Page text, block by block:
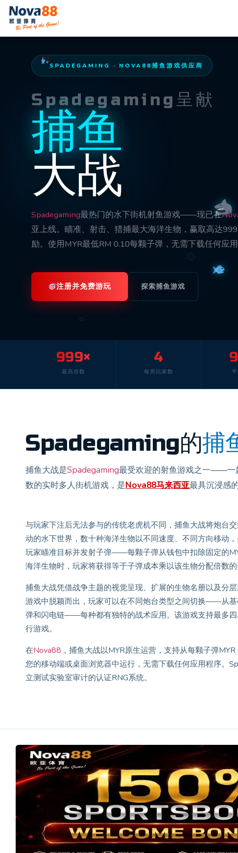
Nova88
Skip
content
SPADEGAMING · NOVA88捕鱼游戏供应商
Spadegaming呈献
捕鱼
大战
Spadegaming最热门的水下街机射鱼游戏——现已在
亚上线。瞄准、射击、猎捕最大海洋生物，赢取高达
励。使用MYR最低RM 0.10每颗子弹，无需下载任何应用
注册并免费游玩 探索捕鱼游戏
999×
最高倍数
4
每房玩家数
Spadegaming的捕
捕鱼大战是Spadegaming最受欢迎的射鱼游戏之一——一
数的实时多人街机游戏，是Nova88马来西亚最具沉浸感
与玩家下注后无法参与的传统老虎机不同，捕鱼大战将炮台
动的水下世界，数十种海洋生物以不同速度、不同方向移动，
玩家瞄准目标并发射子弹——每颗子弹从钱包中扣除固定的
海洋生物时，玩家将获得等于子弹成本乘以该生物分配倍数的
捕鱼大战凭借战争主题的视觉呈现、扩展的生物名册以及分
游戏中脱颖而出，玩家可以在不同炮台类型之间切换——从
弹和闪电链——每种都有独特的战术应用。该游戏支持最多
行游戏。
在Nova88 ，捕鱼大战以MYR原生运营，支持从每颗子弹
您的移动端或桌面浏览器中运行，无需下载任何应用程序。
立测试实验室审计的认证RNG系统。